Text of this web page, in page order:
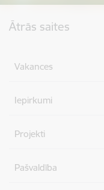
Ātrās saites
Vakances
Iepirkumi
Projekti
Pašvaldība